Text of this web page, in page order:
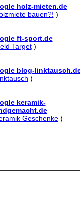
holz-mieten.de
bauen?! )
ft-sport.de
Target)
blog-
)
keramik-
Geschenke)